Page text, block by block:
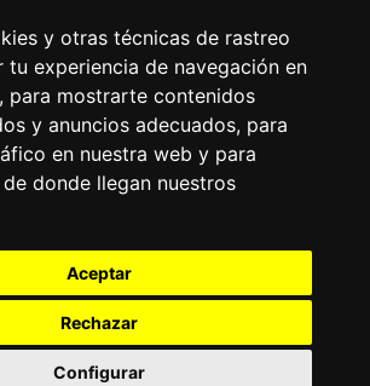
y otras técnicas de rastreo
tu experiencia de navegación en
para mostrarte contenidos
y anuncios adecuados, para
en nuestra web y para
donde llegan nuestros
Aceptar
Rechazar
Configurar